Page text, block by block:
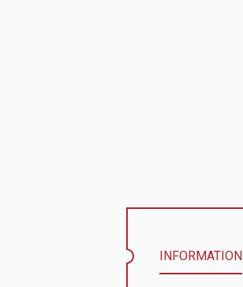
INFORMATION